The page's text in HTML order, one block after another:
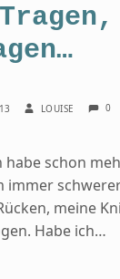
LOUISE 0
habe schon
immer
meine
Habe ich…